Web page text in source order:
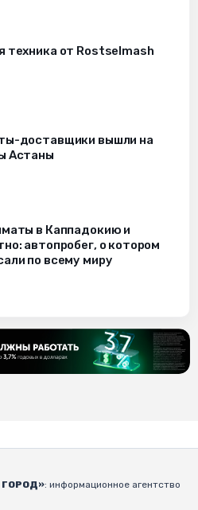
техника от Rostselmash
доставщики вышли на
Астаны
в Каппадокию и
автопробег, о котором
по всему миру
ГОРОД»: информационное агентство